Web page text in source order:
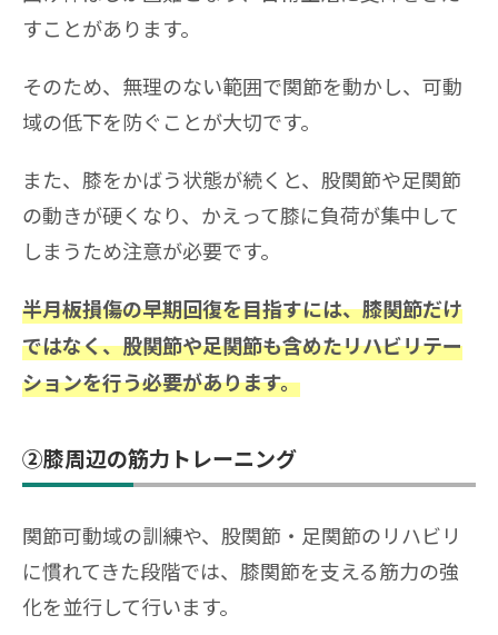
すことがあります。
そのため、無理のない範囲で関節を動かし、可動
域の低下を防ぐことが大切です。
また、膝をかばう状態が続くと、股関節や足関節
の動きが硬くなり、かえって膝に負荷が集中して
しまうため注意が必要です。
半月板損傷の早期回復を目指すには、膝関節だけ
ではなく、股関節や足関節も含めたリハビリテー
ションを行う必要があります。
②膝周辺の筋力トレーニング
関節可動域の訓練や、股関節・足関節のリハビリ
に慣れてきた段階では、膝関節を支える筋力の強
化を並行して行います。